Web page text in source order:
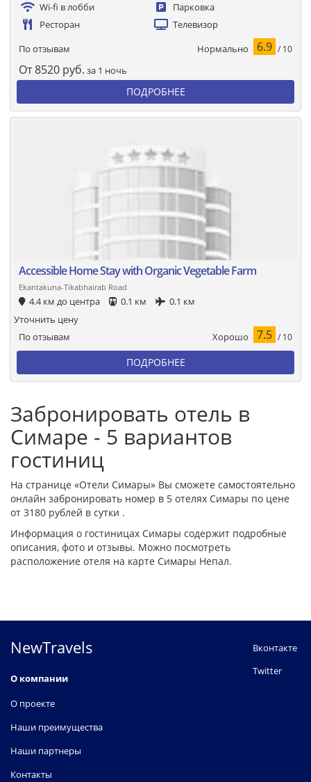
Wi-fi в лобби
Парковка
Ресторан
Телевизор
По отзывам Нормально 6.9 / 10
От8520 руб. за 1 ночь
ПОДРОБНЕЕ
Accessible Home Stay with Organic Vegetable Farm
Ekantakuna-Tikabhairab Road
4.4 км до центра 0.1 км 0.1 км
По отзывам Хорошо 7.5 / 10
Уточнить цену
ПОДРОБНЕЕ
Забронировать отель в
Симаре - 5 вариантов
гостиниц
На странице «Отели Симары» Вы сможете самостоятельно
онлайн забронировать номер в 5 отелях Симары по цене
от 3180 рублей в сутки .
Информация о гостиницах Симары содержит подробные
описания, фото и отзывы. Можно посмотреть
расположение отеля на карте Симары Непал.
NewTravels
О компании
О проекте
Наши преимущества
Наши партнеры
Контакты
Вконтакте
Twitter